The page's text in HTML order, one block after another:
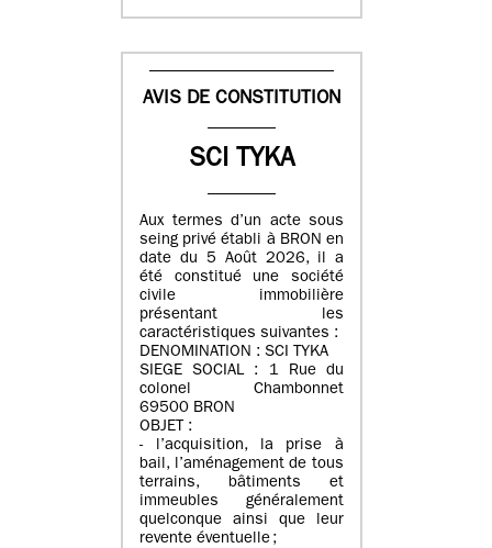
AVIS DE CONSTITUTION
SCI TYKA
Aux termes d’un acte sous
seing privé établi à BRON en
date du 5 Août 2026, il a
été constitué une société
civile immobilière
présentant les
caractéristiques suivantes :
DENOMINATION : SCI TYKA
SIEGE SOCIAL : 1 Rue du
colonel Chambonnet
69500 BRON
OBJET :
- l’acquisition, la prise à
bail, l’aménagement de tous
terrains, bâtiments et
immeubles généralement
quelconque ainsi que leur
revente éventuelle ;